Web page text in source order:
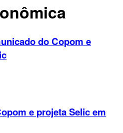
do Copom e
e projeta Selic em